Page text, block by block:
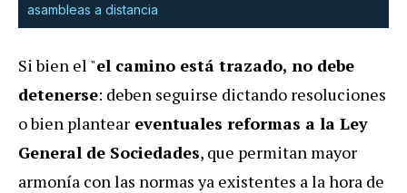
asambleas a distancia
Si bien el "el camino está trazado, no debe
detenerse: deben seguirse dictando resoluciones
o bien plantear eventuales reformas a la Ley
General de Sociedades, que permitan mayor
armonía con las normas ya existentes a la hora de